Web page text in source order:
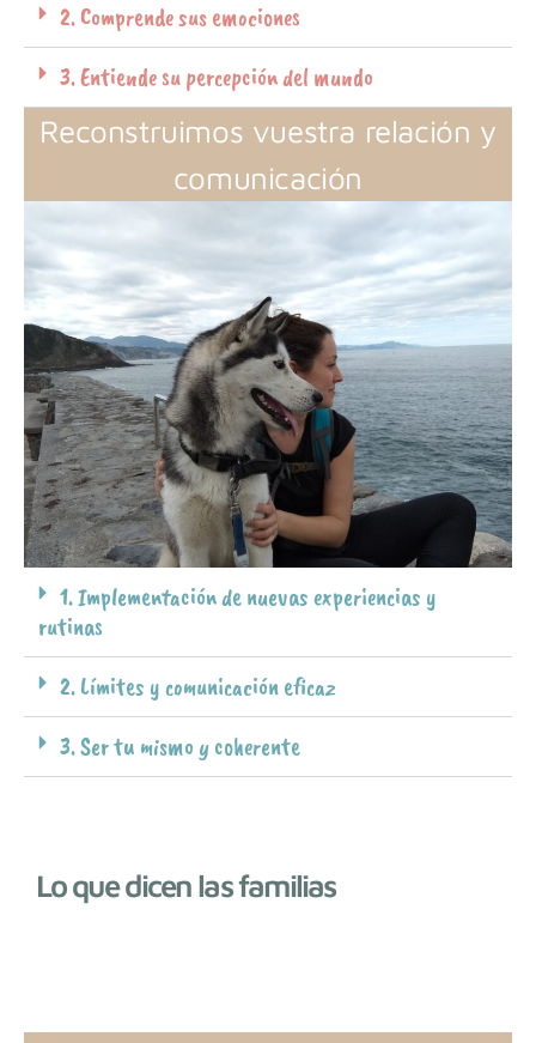
2. Comprende sus emociones
3. Entiende su percepción del mundo
Reconstruimos vuestra relación y
comunicación
1. Implementación de nuevas experiencias y
rutinas
2. Límites y comunicación eficaz
3. Ser tu mismo y coherente
Lo que dicen las familias